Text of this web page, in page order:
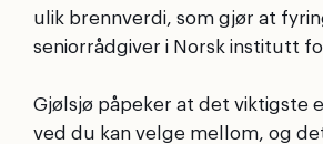
ulik brennverdi, som gjør at
seniorrådgiver i Norsk institutt
Gjølsjø påpeker at det viktigste
ved du kan velge mellom, og